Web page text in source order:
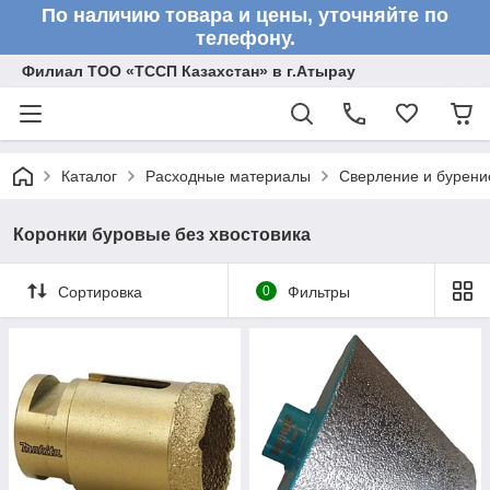
По наличию товара и цены, уточняйте по
телефону.
Филиал ТОО «ТССП Казахстан» в г.Атырау
Каталог Расходные материалы Сверление и
Коронки буровые без хвостовика
Сортировка 0 Фильтры